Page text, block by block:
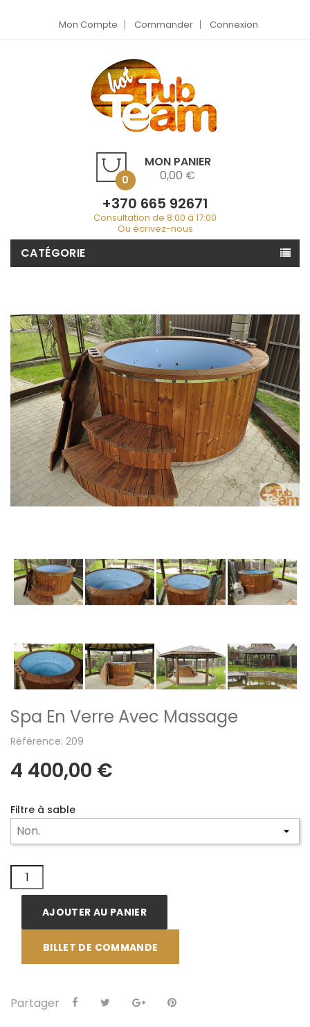
Mon Compte Commander Connexion
MON PANIER
0 0,00 €
+370 665 92671
Consultation de 8:00 à 17:00
Ou écrivez-nous
CATÉGORIE
Spa En Verre Avec Massage
Référence: 209
4 400,00 €
Filtre à sable
AJOUTER AU PANIER
BILLET DE COMMANDE
Partager